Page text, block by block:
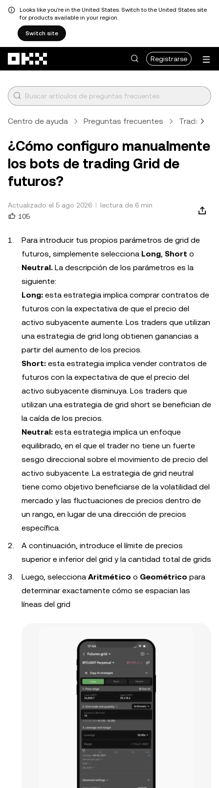
Looks like you're in the United States. Switch to the United States site
for products available in your region.
Switch site
Registrarse
Centro de ayuda Preguntas frecuentes Trading
¿Cómo configuro manualmente
los bots de trading Grid de
futuros?
Actualizado el 5 ago 2026
lectura de 6 min
105
Para introducir tus propios parámetros de grid de
futuros, simplemente selecciona Long, Short o
Neutral. La descripción de los parámetros es la
siguiente:
Long: esta estrategia implica comprar contratos de
futuros con la expectativa de que el precio del
activo subyacente aumente. Los traders que utilizan
una estrategia de grid long obtienen ganancias a
partir del aumento de los precios.
Short: esta estrategia implica vender contratos de
futuros con la expectativa de que el precio del
activo subyacente disminuya. Los traders que
utilizan una estrategia de grid short se benefician de
la caída de los precios.
Neutral: esta estrategia implica un enfoque
equilibrado, en el que el trader no tiene un fuerte
sesgo direccional sobre el movimiento de precio del
activo subyacente. La estrategia de grid neutral
tiene como objetivo beneficiarse de la volatilidad del
mercado y las fluctuaciones de precios dentro de
un rango, en lugar de una dirección de precios
específica.
A continuación, introduce el límite de precios
superior e inferior del grid y la cantidad total de grids
Luego, selecciona Aritmético o Geométrico para
determinar exactamente cómo se espacian las
líneas del grid